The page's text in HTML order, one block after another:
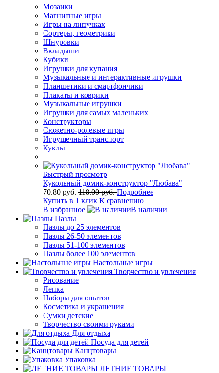
Мозаики
Магнитные игры
Игры на липучках
Сортеры, геометрики
Шнуровки
Вкладыши
Кубики
Игрушки для купания
Музыкальные и интерактивные игрушки
Планшетики и смартфончики
Плакаты и коврики
Музыкальные игрушки
Игрушки для самых маленьких
Конструкторы
Сюжетно-ролевые игры
Игрушечный транспорт
Куклы
Быстрый просмотр
Кукольный домик-конструктор "Любава"
70.80 руб. 118.00 руб.Подробнее
Купить в 1 клик К сравнению
В избранное
В наличии
Пазлы
Пазлы до 25 элементов
Пазлы 26-50 элементов
Пазлы 51-100 элементов
Пазлы более 100 элементов
Настольные игры
Творчество и увлечения
Рисование
Лепка
Наборы для опытов
Косметика и украшения
Сумки детские
Творчество своими руками
Для отдыха
Посуда для детей
Канцтовары
Упаковка
ЛЕТНИЕ ТОВАРЫ